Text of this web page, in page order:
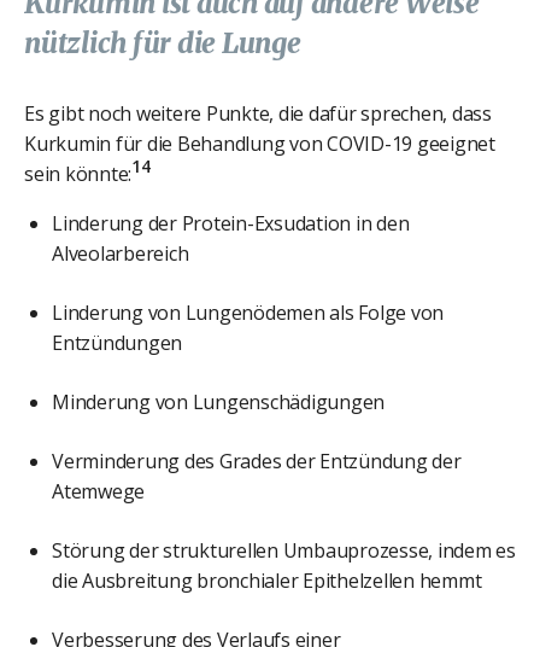
nützlich für die Lunge
Es gibt noch weitere Punkte, die dafür sprechen, dass
Kurkumin für die Behandlung von COVID-19 geeignet
sein könnte:14
Linderung der Protein-Exsudation in den
Alveolarbereich
Linderung von Lungenödemen als Folge von
Entzündungen
Minderung von Lungenschädigungen
Verminderung des Grades der Entzündung der
Atemwege
Störung der strukturellen Umbauprozesse, indem es
die Ausbreitung bronchialer Epithelzellen hemmt
Verbesserung des Verlaufs einer